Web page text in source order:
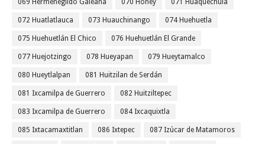
069 Hermenegildo Galeana 070 Honey 071 Huaquechula
072 Huatlatlauca 073 Huauchinango 074 Huehuetla
075 Huehuetlán El Chico 076 Huehuetlán El Grande
077 Huejotzingo 078 Hueyapan 079 Hueytamalco
080 Hueytlalpan 081 Huitzilan de Serdán
081 Ixcamilpa de Guerrero 082 Huitziltepec
083 Ixcamilpa de Guerrero 084 Ixcaquixtla
085 Ixtacamaxtitlan 086 Ixtepec 087 Izúcar de Matamoros